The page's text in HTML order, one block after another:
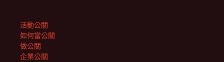
活動公關
如何當公關
做公關
企業公關